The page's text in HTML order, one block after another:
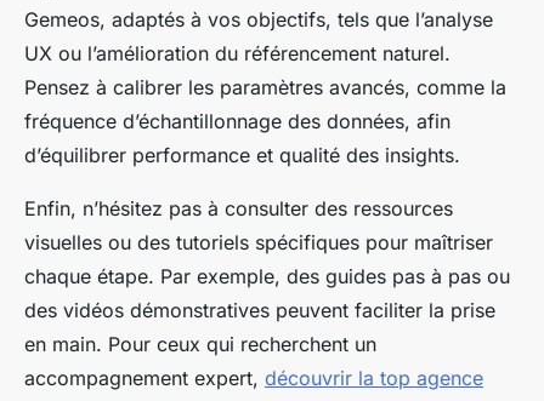
Gemeos, adaptés à vos objectifs, tels que l’analyse
UX ou l’amélioration du référencement naturel.
Pensez à calibrer les paramètres avancés, comme la
fréquence d’échantillonnage des données, afin
d’équilibrer performance et qualité des insights.
Enfin, n’hésitez pas à consulter des ressources
visuelles ou des tutoriels spécifiques pour maîtriser
chaque étape. Par exemple, des guides pas à pas ou
des vidéos démonstratives peuvent faciliter la prise
en main. Pour ceux qui recherchent un
accompagnement expert, découvrir la top agence